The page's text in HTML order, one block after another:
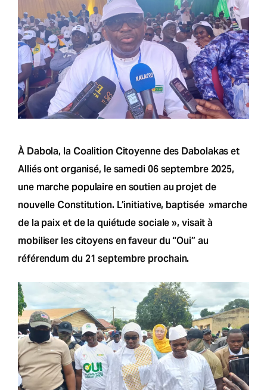
À Dabola, la Coalition Citoyenne des Dabolakas et
Alliés ont organisé, le samedi 06 septembre 2025,
une marche populaire en soutien au projet de
nouvelle Constitution. L’initiative, baptisée »marche
de la paix et de la quiétude sociale », visait à
mobiliser les citoyens en faveur du “Oui” au
référendum du 21 septembre prochain.